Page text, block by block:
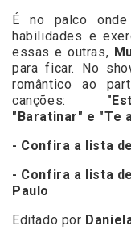
É no palco
habilidades e
essas e outras,
para ficar. No
romântico ao
canções:
"Baratinar" e "Te
- Confira a lista
- Confira a lista
Paulo
Editado por